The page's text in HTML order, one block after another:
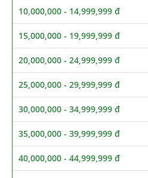
10,000,000 - 14,999,999 đ
15,000,000 - 19,999,999 đ
20,000,000 - 24,999,999 đ
25,000,000 - 29,999,999 đ
30,000,000 - 34,999,999 đ
35,000,000 - 39,999,999 đ
40,000,000 - 44,999,999 đ